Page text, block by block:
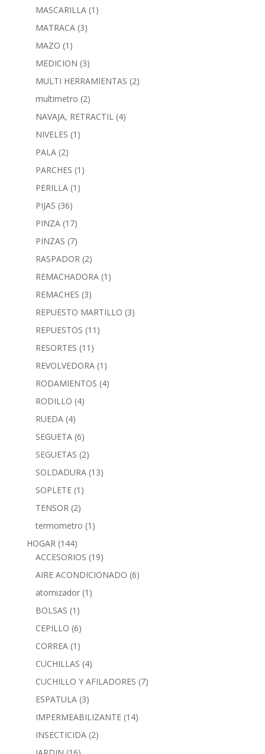
MASCARILLA (1)
MATRACA (3)
MAZO (1)
MEDICION (3)
MULTI HERRAMIENTAS (2)
multimetro (2)
NAVAJA, RETRACTIL (4)
NIVELES (1)
PALA (2)
PARCHES (1)
PERILLA (1)
PIJAS (36)
PINZA (17)
PINZAS (7)
RASPADOR (2)
REMACHADORA (1)
REMACHES (3)
REPUESTO MARTILLO (3)
REPUESTOS (11)
RESORTES (11)
REVOLVEDORA (1)
RODAMIENTOS (4)
RODILLO (4)
RUEDA (4)
SEGUETA (6)
SEGUETAS (2)
SOLDADURA (13)
SOPLETE (1)
TENSOR (2)
termometro (1)
HOGAR (144)
ACCESORIOS (19)
AIRE ACONDICIONADO (6)
atomizador (1)
BOLSAS (1)
CEPILLO (6)
CORREA (1)
CUCHILLAS (4)
CUCHILLO Y AFILADORES (7)
ESPATULA (3)
IMPERMEABILIZANTE (14)
INSECTICIDA (2)